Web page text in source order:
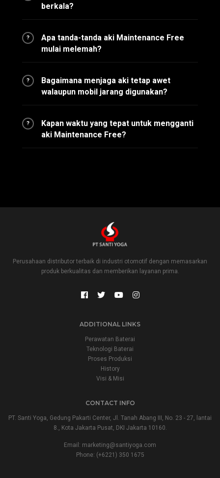
berkala?
?
Apa tanda-tanda aki Maintenance Free
mulai melemah?
?
Bagaimana menjaga aki tetap awet
walaupun mobil jarang digunakan?
?
Kapan waktu yang tepat untuk mengganti
aki Maintenance Free?
Perusahaan distributor terbaik di industri otomotif dengan memasarkan
produk berkualitas dan memberikan layanan prima.
ADDITIONAL LINKS
Perawatan Baterai
Teknologi Baterai
Proses Produksi
History
Visi & Misi
CONTACT INFO
PT. Santi Yoga, Gedung Pakarti Center, Jl. Tanah Abang III, No. 23 - 27, lantai
8., Kota Jakarta Pusat, DKI Jakarta 10160.
Email: marketing@santiyoga.com
Phone: (+6221) 350 1675